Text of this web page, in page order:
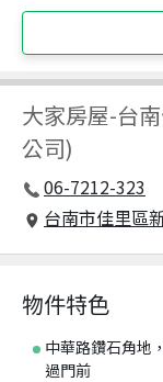
大家房屋-台
公司)
06-7212-323
台南市佳里區
物件特色
中華路鑽石角地
過門前